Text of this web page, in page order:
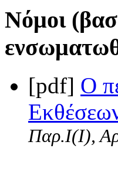
Νόμοι
[pdf] Ο
Παρ.Ι(I),